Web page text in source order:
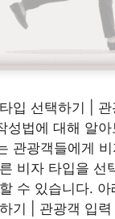
입 선택하기 |
성법에 대해 알
관광객들에게
비자 타입을 선
수 있습니다. 아
기 | 관광객 입